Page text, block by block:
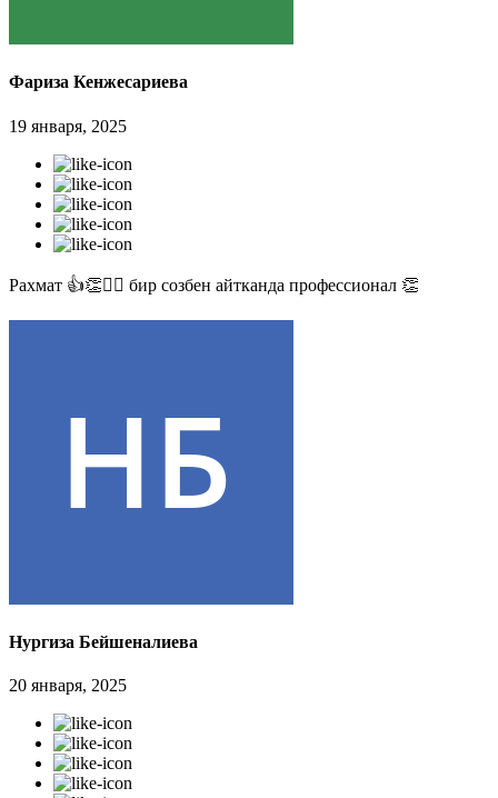
Фариза Кенжесариева
19 января, 2025
Рахмат 👍👏✊🏻 бир созбен айтканда профессионал 👏
Нургиза Бейшеналиева
20 января, 2025